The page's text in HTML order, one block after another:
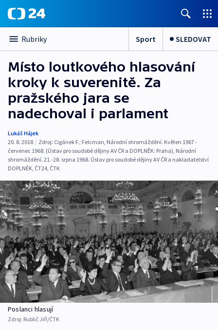
Rubriky Sport SLEDOVAT
Místo loutkového hlasování
kroky k suverenitě. Za
pražského jara se
nadechoval i parlament
Lukáš Hájek
20. 8. 2018 | Zdroj: Cigánek F.; Felcman, Národní shromáždění. Květen 1967 -
červenec 1968. (Ústav pro soudobé dějiny AV ČR a DOPLNĚK: Praha), Národní
shromáždění. 21.-28. srpna 1968. Ústav pro soudobé dějiny AV ČR a nakladatelství
DOPLNĚK, ČT24, ČTK
Poslanci hlasují
Zdroj: Rublič Jiří/ČTK